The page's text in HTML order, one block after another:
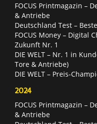
FOCUS Printmagazin –
& Antriebe
Deutschland Test –
FOCUS Money – Digital
Zukunft Nr. 1
DIE WELT – Nr. 1 in
Tore & Antriebe)
DIE WELT – Preis-
2024
FOCUS Printmagazin –
& Antriebe